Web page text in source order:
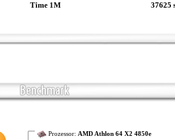
Time 1M
37625
Prozessor: AMD Athlon 64 X2 4850e